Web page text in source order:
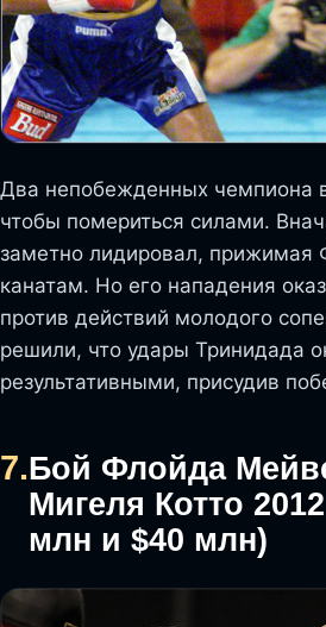
Два непобежденных чемпиона
чтобы помериться силами.
заметно лидировал, прижимая
канатам. Но его нападения
против действий молодого
решили, что удары Тринидада
результативными, присудив
7.Бой Флойда
Мигеля Котто
млн и $40 млн)